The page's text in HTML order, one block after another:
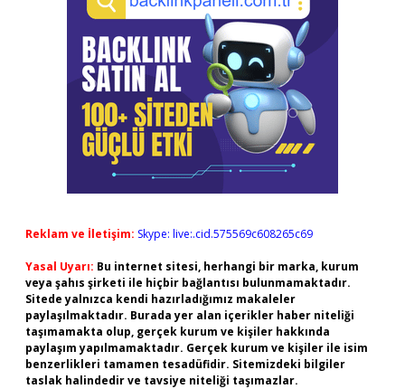
Reklam ve İletişim: Skype: live:.cid.575569c608265c69
Yasal Uyarı: Bu internet sitesi, herhangi bir marka, kurum
veya şahıs şirketi ile hiçbir bağlantısı bulunmamaktadır.
Sitede yalnızca kendi hazırladığımız makaleler
paylaşılmaktadır. Burada yer alan içerikler haber niteliği
taşımamakta olup, gerçek kurum ve kişiler hakkında
paylaşım yapılmamaktadır. Gerçek kurum ve kişiler ile isim
benzerlikleri tamamen tesadüfidir. Sitemizdeki bilgiler
taslak halindedir ve tavsiye niteliği taşımazlar.